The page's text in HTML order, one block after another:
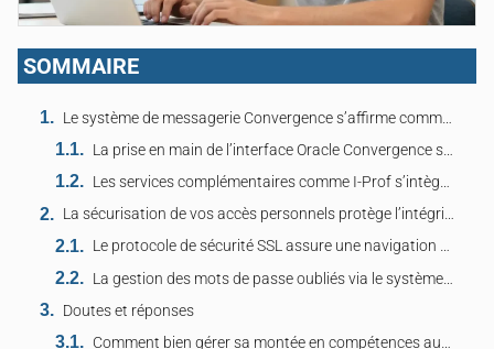
SOMMAIRE
Le système de messagerie Convergence s’affirme comme l’outil central de l’académie de Reims
La prise en main de l’interface Oracle Convergence simplifie les échanges administratifs
Les services complémentaires comme I-Prof s’intègrent parfaitement à cet environnement
La sécurisation de vos accès personnels protège l’intégrité de vos données professionnelles
Le protocole de sécurité SSL assure une navigation sans risque sur le portail rectoral
La gestion des mots de passe oubliés via le système OTP facilite le dépannage rapide
Doutes et réponses
Comment bien gérer sa montée en compétences au quotidien ?